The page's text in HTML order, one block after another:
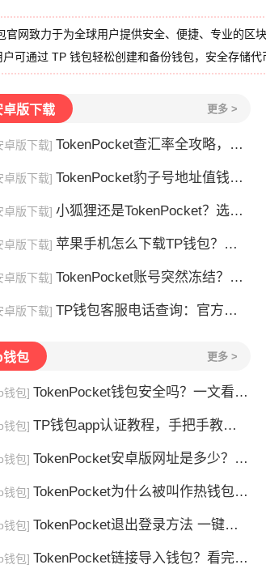
官网致力于为全球用户提供安全、便捷、专业的区
户可通过 TP 钱包轻松创建和备份钱包，安全存储代
版下载 更多 >
卓版下载] TokenPocket查汇率全攻略，新手一看就会
卓版下载] TokenPocket豹子号地址值钱吗？新手看完这篇就懂了
卓版下载] 小狐狸还是TokenPocket？选对钱包很重要
卓版下载] 苹果手机怎么下载TP钱包？安装教程来了
卓版下载] TokenPocket账号突然冻结？三步教你快速解冻
卓版下载] TP钱包客服电话查询：官方联系方式大全，快速解决问题
钱包 更多 >
钱包] TokenPocket钱包安全吗？一文看懂真实风险
钱包] TP钱包app认证教程，手把手教你完成身份验证
钱包] TokenPocket安卓版网址是多少？一文教你安全下载
钱包] TokenPocket为什么被叫作热钱包？一文讲清楚
钱包] TokenPocket退出登录方法 一键切换账号超简单
钱包] TokenPocket链接导入钱包？看完这篇就懂了